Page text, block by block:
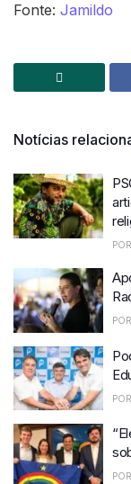
Fonte: Jamildo
Notícias